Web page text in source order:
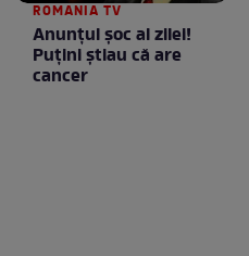
ROMANIA TV
Anunţul şoc al zilei!
Puţini ştiau că are
cancer